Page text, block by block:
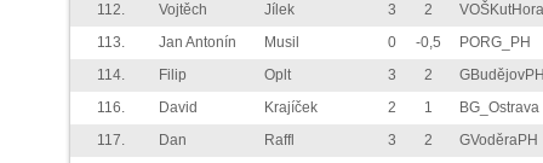
112.
Vojtěch Jílek 3 2
VOŠKutHora
113.
Jan Antonín Musil 0 -0,5
PORG_PH
114.
Filip Oplt 3 2
116.
David Krajíček 2 1
BG_Ostrava
117.
Dan Raffl 3 2
GVoděraPH